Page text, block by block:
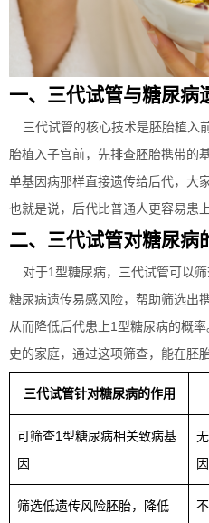
一、三代试管与糖尿病
三代试管的核心技术是胚胎植入
胎植入子宫前，先排查胚胎携带的
单基因病那样直接遗传给后代，大
也就是说，后代比普通人更容易患
二、三代试管对糖尿病
对于1型糖尿病，三代试管可以
糖尿病遗传易感风险，帮助筛选出
从而降低后代患上1型糖尿病的概
史的家庭，通过这项筛查，能在胚
三代试管针对糖尿病的作用
可筛查1型糖尿病相关致病基
因
筛选低遗传风险胚胎，降低